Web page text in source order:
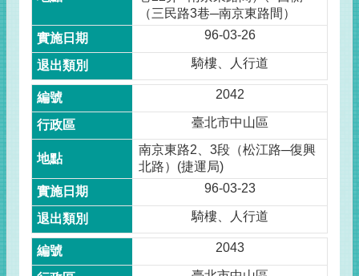
（三民路3巷─南京東路間）
96-03-26
騎樓、人行道
2042
臺北市中山區
南京東路2、3段（松江路─復興
北路）(捷運局)
96-03-23
騎樓、人行道
2043